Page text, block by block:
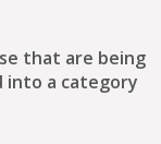
that are being
into a category